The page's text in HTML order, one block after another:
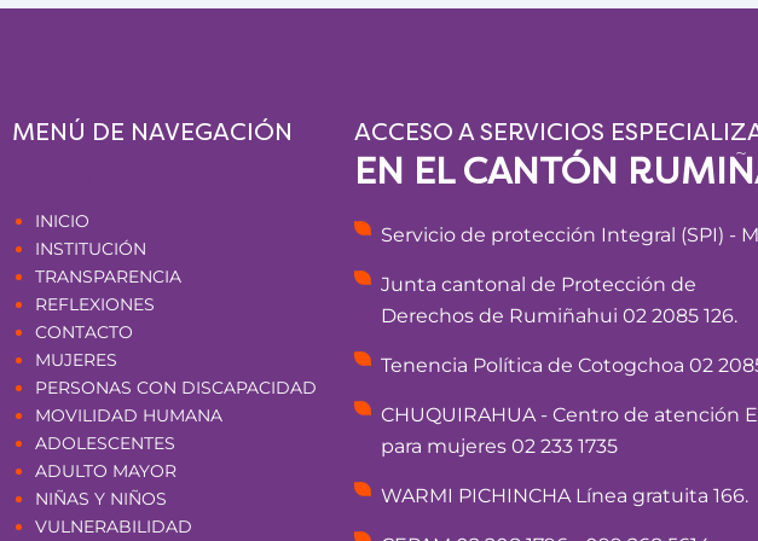
MENÚ DE NAVEGACIÓN
INICIO
INSTITUCIÓN
TRANSPARENCIA
REFLEXIONES
CONTACTO
MUJERES
PERSONAS CON DISCAPACIDAD
MOVILIDAD HUMANA
ADOLESCENTES
ADULTO MAYOR
NIÑAS Y NIÑOS
VULNERABILIDAD
ACCESO A SERVICIOS
EN EL CANTÓN
Servicio de protección Integral (SPI) -
Junta cantonal de Protección de
Derechos de Rumiñahui 02 2085 126.
Tenencia Política de Cotogchoa 02
CHUQUIRAHUA - Centro de atención
para mujeres 02 233 1735
WARMI PICHINCHA Línea gratuita 166.